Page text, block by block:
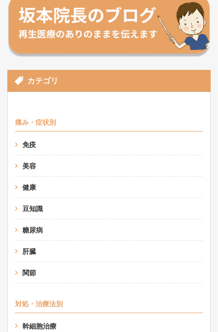
カテゴリ
痛み・症状別
免疫
美容
健康
豆知識
糖尿病
肝臓
関節
対処・治療法別
幹細胞治療